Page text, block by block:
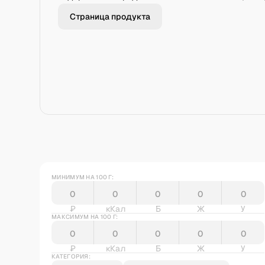
Страница продукта
МИНИМУМ НА 100 Г:
₽ кКал Б Ж У
МАКСИМУМ НА 100 Г:
₽ кКал Б Ж У
КАТЕГОРИЯ: